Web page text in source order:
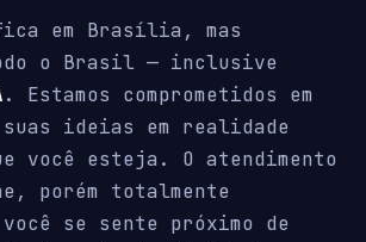
em Brasília, mas
o Brasil — inclusive
. Estamos comprometidos em
ideias em realidade
você esteja. O atendimento
porém totalmente
você se sente próximo de